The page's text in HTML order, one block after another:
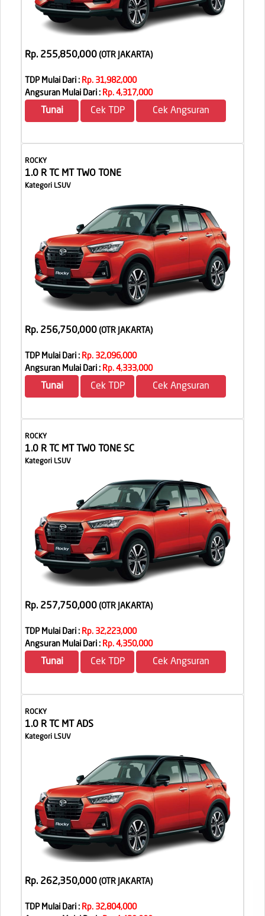
Rp. 255,850,000 (OTR JAKARTA)
TDP Mulai Dari : Rp. 31,982,000
Angsuran Mulai Dari : Rp. 4,317,000
Tunai Cek TDP Cek Angsuran
ROCKY
1.0 R TC MT TWO TONE
Kategori LSUV
Rp. 256,750,000 (OTR JAKARTA)
TDP Mulai Dari : Rp. 32,096,000
Angsuran Mulai Dari : Rp. 4,333,000
Tunai Cek TDP Cek Angsuran
ROCKY
1.0 R TC MT TWO TONE SC
Kategori LSUV
Rp. 257,750,000 (OTR JAKARTA)
TDP Mulai Dari : Rp. 32,223,000
Angsuran Mulai Dari : Rp. 4,350,000
Tunai Cek TDP Cek Angsuran
ROCKY
1.0 R TC MT ADS
Kategori LSUV
Rp. 262,350,000 (OTR JAKARTA)
TDP Mulai Dari : Rp. 32,804,000